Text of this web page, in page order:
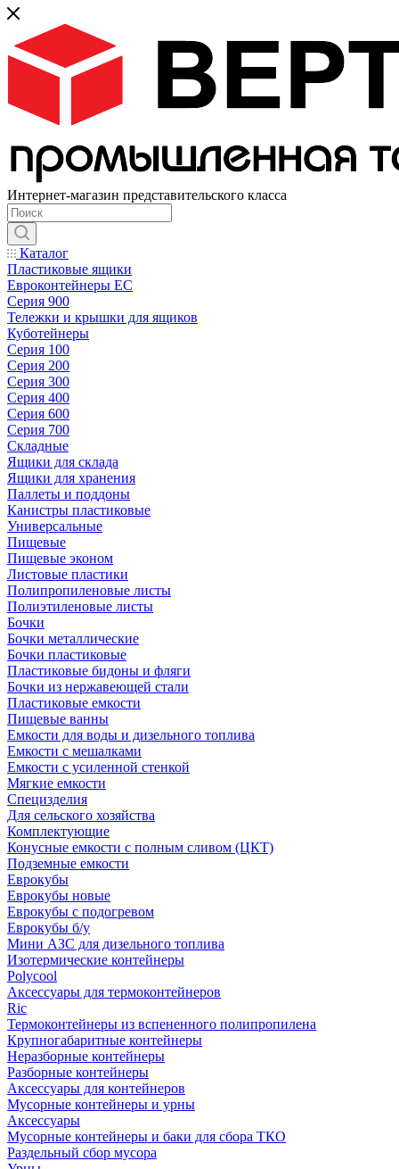
Интернет-магазин представительского класса
Каталог
Пластиковые ящики
Евроконтейнеры ЕС
Серия 900
Тележки и крышки для ящиков
Куботейнеры
Серия 100
Серия 200
Серия 300
Серия 400
Серия 600
Серия 700
Складные
Ящики для склада
Ящики для хранения
Паллеты и поддоны
Канистры пластиковые
Универсальные
Пищевые
Пищевые эконом
Листовые пластики
Полипропиленовые листы
Полиэтиленовые листы
Бочки
Бочки металлические
Бочки пластиковые
Пластиковые бидоны и фляги
Бочки из нержавеющей стали
Пластиковые емкости
Пищевые ванны
Емкости для воды и дизельного топлива
Емкости с мешалками
Емкости с усиленной стенкой
Мягкие емкости
Специзделия
Для сельского хозяйства
Комплектующие
Конусные емкости с полным сливом (ЦКТ)
Подземные емкости
Еврокубы
Еврокубы новые
Еврокубы с подогревом
Еврокубы б/у
Мини АЗС для дизельного топлива
Изотермические контейнеры
Polycool
Аксессуары для термоконтейнеров
Ric
Термоконтейнеры из вспененного полипропилена
Крупногабаритные контейнеры
Неразборные контейнеры
Разборные контейнеры
Аксессуары для контейнеров
Мусорные контейнеры и урны
Аксессуары
Мусорные контейнеры и баки для сбора ТКО
Раздельный сбор мусора